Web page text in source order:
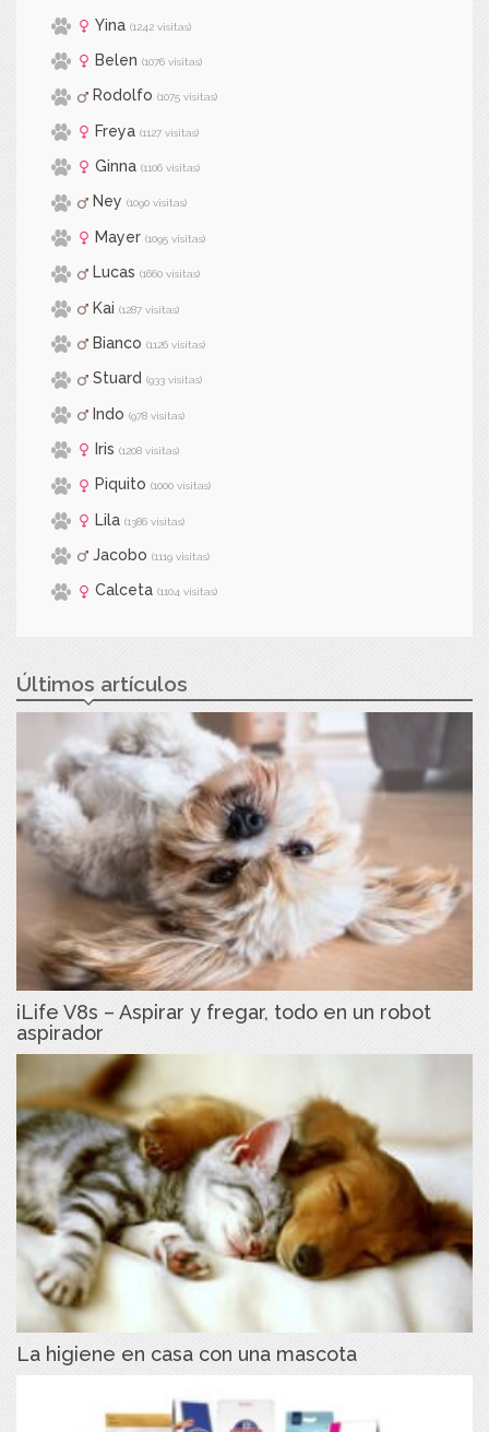
Yina (1242 visitas)
Belen (1076 visitas)
Rodolfo (1075 visitas)
Freya (1127 visitas)
Ginna (1106 visitas)
Ney (1090 visitas)
Mayer (1095 visitas)
Lucas (1660 visitas)
Kai (1287 visitas)
Bianco (1126 visitas)
Stuard (933 visitas)
Indo (978 visitas)
Iris (1208 visitas)
Piquito (1000 visitas)
Lila (1386 visitas)
Jacobo (1119 visitas)
Calceta (1104 visitas)
Últimos artículos
iLife V8s – Aspirar y fregar, todo en un robot
aspirador
La higiene en casa con una mascota